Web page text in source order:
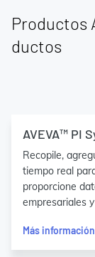
Productos
ductos
AVEVA™ PI
Recopile,
tiempo real
proporcione
empresariales
Más información